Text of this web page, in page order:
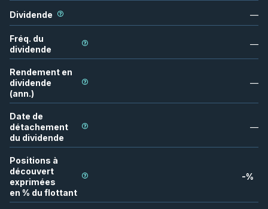
Dividende —
Fréq. du
dividende
—
Rendement en
dividende
(ann.)
—
Date de
détachement
du dividende
—
Positions à
découvert
exprimées
en % du flottant
-%